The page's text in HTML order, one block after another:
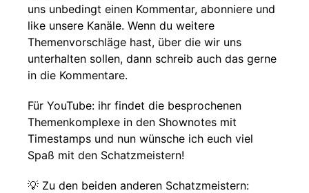
uns unbedingt einen Kommentar, abonniere und
like unsere Kanäle. Wenn du weitere
Themenvorschläge hast, über die wir uns
unterhalten sollen, dann schreib auch das gerne
in die Kommentare.
Für YouTube: ihr findet die besprochenen
Themenkomplexe in den Shownotes mit
Timestamps und nun wünsche ich euch viel
Spaß mit den Schatzmeistern!
💡 Zu den beiden anderen Schatzmeistern: